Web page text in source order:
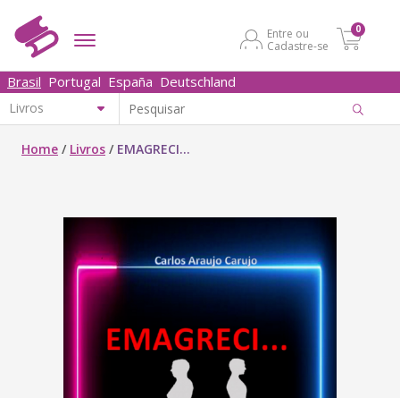
Entre ou
Cadastre-se
0
Brasil Portugal España Deutschland
Home / Livros / EMAGRECI...